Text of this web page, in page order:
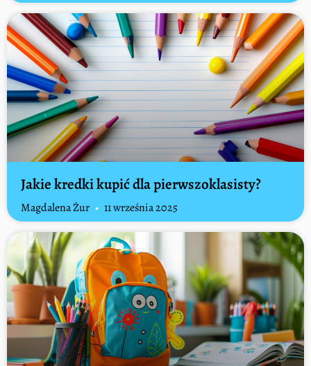
Jakie kredki kupić dla pierwszoklasisty?
Magdalena Żur 11 września 2025